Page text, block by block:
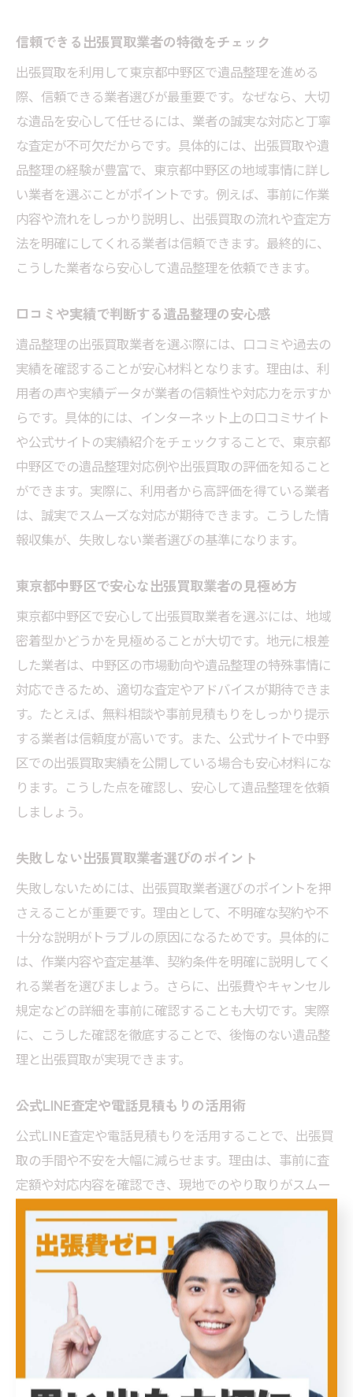
信頼できる出張買取業者の特徴をチェック
出張買取を利用して東京都中野区で遺品整理を進める
際、信頼できる業者選びが最重要です。なぜなら、大切
な遺品を安心して任せるには、業者の誠実な対応と丁寧
な査定が不可欠だからです。具体的には、出張買取や遺
品整理の経験が豊富で、東京都中野区の地域事情に詳し
い業者を選ぶことがポイントです。例えば、事前に作業
内容や流れをしっかり説明し、出張買取の流れや査定方
法を明確にしてくれる業者は信頼できます。最終的に、
こうした業者なら安心して遺品整理を依頼できます。
口コミや実績で判断する遺品整理の安心感
遺品整理の出張買取業者を選ぶ際には、口コミや過去の
実績を確認することが安心材料となります。理由は、利
用者の声や実績データが業者の信頼性や対応力を示すか
らです。具体的には、インターネット上の口コミサイト
や公式サイトの実績紹介をチェックすることで、東京都
中野区での遺品整理対応例や出張買取の評価を知ること
ができます。実際に、利用者から高評価を得ている業者
は、誠実でスムーズな対応が期待できます。こうした情
報収集が、失敗しない業者選びの基準になります。
東京都中野区で安心な出張買取業者の見極め方
東京都中野区で安心して出張買取業者を選ぶには、地域
密着型かどうかを見極めることが大切です。地元に根差
した業者は、中野区の市場動向や遺品整理の特殊事情に
対応できるため、適切な査定やアドバイスが期待できま
す。たとえば、無料相談や事前見積もりをしっかり提示
する業者は信頼度が高いです。また、公式サイトで中野
区での出張買取実績を公開している場合も安心材料にな
ります。こうした点を確認し、安心して遺品整理を依頼
しましょう。
失敗しない出張買取業者選びのポイント
失敗しないためには、出張買取業者選びのポイントを押
さえることが重要です。理由として、不明確な契約や不
十分な説明がトラブルの原因になるためです。具体的に
は、作業内容や査定基準、契約条件を明確に説明してく
れる業者を選びましょう。さらに、出張費やキャンセル
規定などの詳細を事前に確認することも大切です。実際
に、こうした確認を徹底することで、後悔のない遺品整
理と出張買取が実現できます。
公式LINE査定や電話見積もりの活用術
公式LINE査定や電話見積もりを活用することで、出張買
取の手間や不安を大幅に減らせます。理由は、事前に査
定額や対応内容を確認でき、現地でのやり取りがスムー
ズになるからです。具体的には、LINEで遺品の写真を送
信し概算査定を受けたり、電話で作業の流れや注意点を
相談することができます。こうしたサービスを上手に利
用することで、東京都中野区での遺品整理を効率的かつ
安心して進めることができます。
遺品整理を効率化する東京都中野